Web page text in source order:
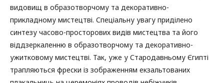
видовищ в образотворчому та декоративно-
прикладному мистецтві. Спеціальну увагу приділено
синтезу часово-просторових видів мистецтва та його
віддзеркаленню в образотворчому та декоративно-
ужитковому мистецтві. Так, уже у Стародавньому Єгипті
трапляються фрески із зображенням екзальтованих